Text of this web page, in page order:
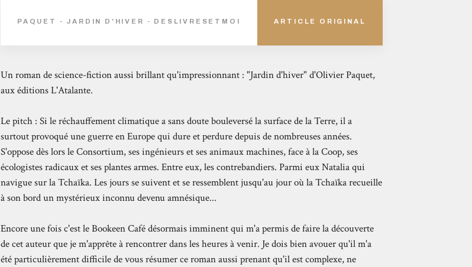
PAQUET - JARDIN D'HIVER - DESLIVRESETMOI ARTICLE ORIGINAL
Un roman de science-fiction aussi brillant qu'impressionnant : "Jardin d'hiver" d'Olivier Paquet,
aux éditions L'Atalante.
Le pitch : Si le réchauffement climatique a sans doute bouleversé la surface de la Terre, il a
surtout provoqué une guerre en Europe qui dure et perdure depuis de nombreuses années.
S'oppose dès lors le Consortium, ses ingénieurs et ses animaux machines, face à la Coop, ses
écologistes radicaux et ses plantes armes. Entre eux, les contrebandiers. Parmi eux Natalia qui
navigue sur la Tchaïka. Les jours se suivent et se ressemblent jusqu'au jour où la Tchaïka recueille
à son bord un mystérieux inconnu devenu amnésique...
Encore une fois c'est le Bookeen Café désormais imminent qui m'a permis de faire la découverte
de cet auteur que je m'apprête à rencontrer dans les heures à venir. Je dois bien avouer qu'il m'a
été particulièrement difficile de vous résumer ce roman aussi prenant qu'il est complexe, ne